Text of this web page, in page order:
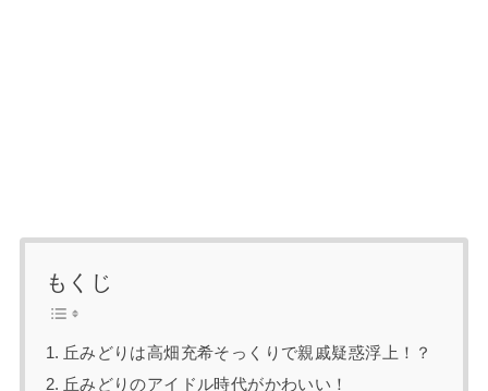
もくじ
丘みどりは高畑充希そっくりで親戚疑惑浮上！？
丘みどりのアイドル時代がかわいい！